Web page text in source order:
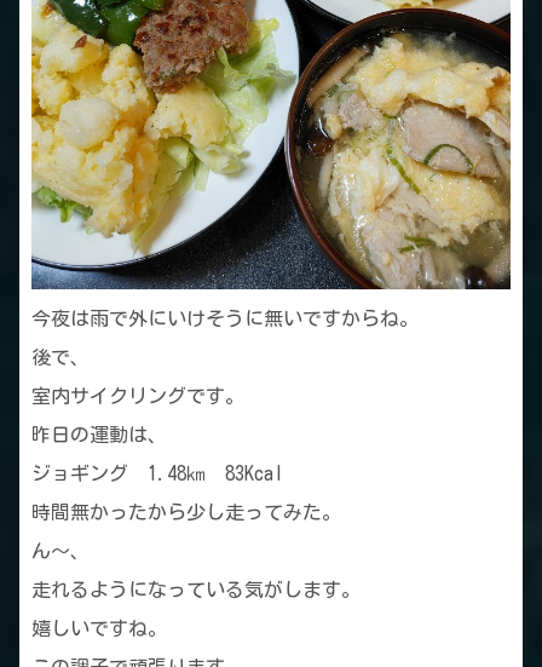
今夜は雨で外にいけそうに無いですからね。
後で、
室内サイクリングです。
昨日の運動は、
ジョギング 1.48㎞ 83Kcal
時間無かったから少し走ってみた。
ん～、
走れるようになっている気がします。
嬉しいですね。